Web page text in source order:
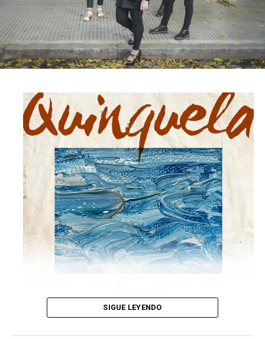
SIGUE LEYENDO